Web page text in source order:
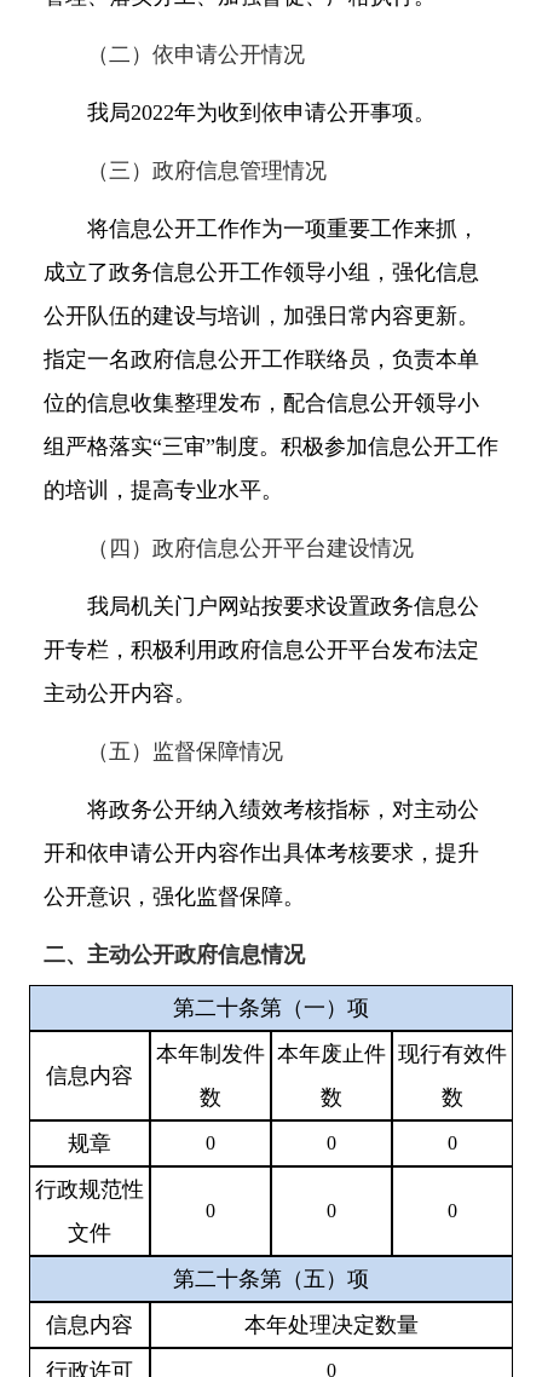
（二）依申请公开情况
我局2022年为收到依申请公开事项。
（三）政府信息管理情况
将信息公开工作作为一项重要工作来抓，
成立了政务信息公开工作领导小组，强化信息
公开队伍的建设与培训，加强日常内容更新。
指定一名政府信息公开工作联络员，负责本单
位的信息收集整理发布，配合信息公开领导小
组严格落实“三审”制度。积极参加信息公开工作
的培训，提高专业水平。
（四）政府信息公开平台建设情况
我局机关门户网站按要求设置政务信息公
开专栏，积极利用政府信息公开平台发布法定
主动公开内容。
（五）监督保障情况
将政务公开纳入绩效考核指标，对主动公
开和依申请公开内容作出具体考核要求，提升
公开意识，强化监督保障。
二、主动公开政府信息情况
第二十条第（一）项
信息内容
本年制发件
数
本年废止件
数
现行有效件
数
规章
0 0 0
行政规范性
文件
0 0 0
第二十条第（五）项
信息内容
本年处理决定数量
行政许可
0